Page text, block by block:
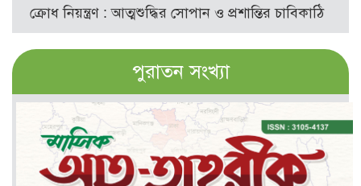
ক্রোধ নিয়ন্ত্রণ : আত্মশুদ্ধির সোপান ও প্রশান্তির চাবিকাঠি
পুরাতন সংখ্যা